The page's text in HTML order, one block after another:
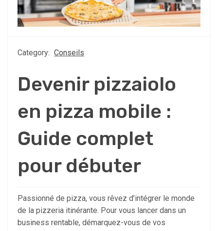
Category: Conseils
Devenir pizzaiolo
en pizza mobile :
Guide complet
pour débuter
Passionné de pizza, vous rêvez d’intégrer le monde
de la pizzeria itinérante. Pour vous lancer dans un
business rentable, démarquez-vous de vos